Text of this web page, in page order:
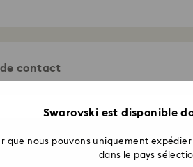
contact
1 à 3 jours ouvrables
de 10% de remise*
Swarovski est disponible
que nous pouvons uniquement
dans le pays